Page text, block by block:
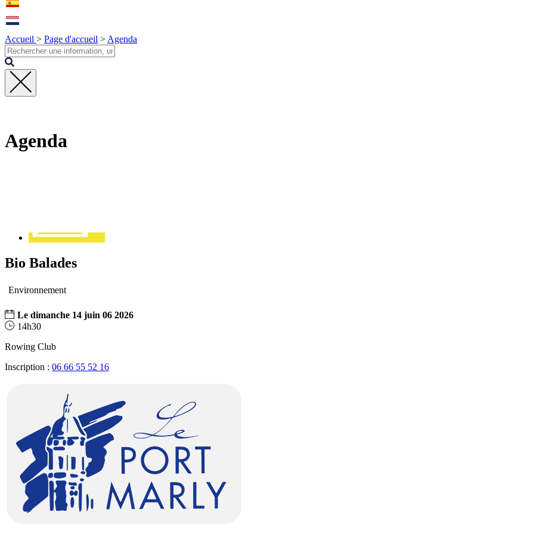
Accueil > Page d'accueil > Agenda
Fermer
Agenda
Bio Balades
Environnement
Le dimanche 14 juin 06 2026
14h30
Rowing Club
Inscription : 06 66 55 52 16